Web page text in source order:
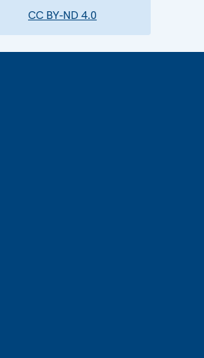
CC BY-ND 4.0